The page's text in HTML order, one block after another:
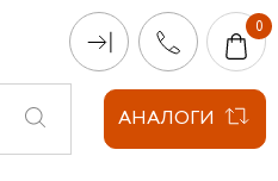
АНАЛОГИ